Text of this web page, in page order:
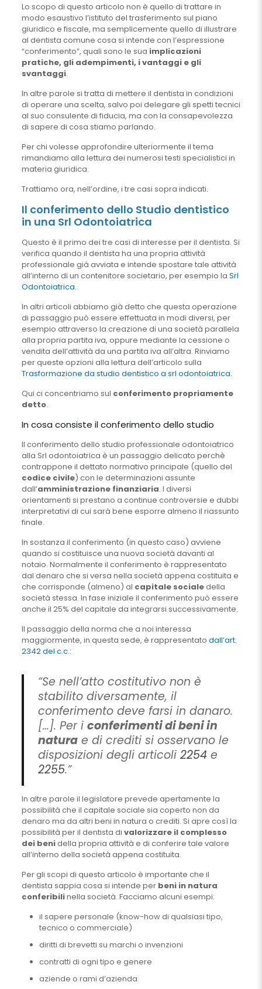
Lo scopo di questo articolo non è quello di trattare in
modo esaustivo l’istituto del trasferimento sul piano
giuridico e fiscale, ma semplicemente quello di illustrare
al dentista comune cosa si intende con l’espressione
“conferimento”, quali sono le sua implicazioni
pratiche, gli adempimenti, i vantaggi e gli
svantaggi.
In altre parole si tratta di mettere il dentista in condizioni
di operare una scelta, salvo poi delegare gli spetti tecnici
al suo consulente di fiducia, ma con la consapevolezza
di sapere di cosa stiamo parlando.
Per chi volesse approfondire ulteriormente il tema
rimandiamo alla lettura dei numerosi testi specialistici in
materia giuridica.
Trattiamo ora, nell’ordine, i tre casi sopra indicati.
Il conferimento dello Studio dentistico
in una Srl Odontoiatrica
Questo è il primo dei tre casi di interesse per il dentista. Si
verifica quando il dentista ha una propria attività
professionale già avviata e intende spostare tale attività
all’interno di un contenitore societario, per esempio la Srl
Odontoiatrica.
In altri articoli abbiamo già detto che questa operazione
di passaggio può essere effettuata in modi diversi, per
esempio attraverso la creazione di una società parallela
alla propria partita iva, oppure mediante la cessione o
vendita dell’attività da una partita iva all’altra. Rinviamo
per queste opzioni alla lettura dell’articolo sulla
Trasformazione da studio dentistico a srl odontoiatrica.
Qui ci concentriamo sul conferimento propriamente
detto.
In cosa consiste il conferimento dello studio
Il conferimento dello studio professionale odontoiatrico
alla Srl odontoiatrica è un passaggio delicato perchè
contrappone il dettato normativo principale (quello del
codice civile) con le determinazioni assunte
dall’amministrazione finanziaria. I diversi
orientamenti si prestano a continue controversie e dubbi
interpretativi di cui sarà bene esporre almeno il riassunto
finale.
In sostanza il conferimento (in questo caso) avviene
quando si costituisce una nuova società davanti al
notaio. Normalmente il conferimento è rappresentato
dal denaro che si versa nella società appena costituita e
che corrisponde (almeno) al capitale socialedella
società stessa. In fase iniziale il conferimento può essere
anche il 25% del capitale da integrarsi successivamente.
Il passaggio della norma che a noi interessa
maggiormente, in questa sede, è rappresentato dall’art.
2342 del c.c.:
“Se nell’atto costitutivo non è
stabilito diversamente, il
conferimento deve farsi in danaro.
[…]. Per i conferimenti di beni in
naturae di crediti si osservano le
disposizioni degli articoli 2254 e
2255.”
In altre parole il legislatore prevede apertamente la
possibilità che il capitale sociale sia coperto non da
denaro ma da altri beni in natura o crediti. Si apre così la
possibilità per il dentista di valorizzare il complesso
dei benidella propria attività e di conferire tale valore
all’interno della società appena costituita.
Per gli scopi di questo articolo è importante che il
dentista sappia cosa si intende perbeni in natura
conferibilinella società. Facciamo alcuni esempi:
il sapere personale (know-how di qualsiasi tipo,
tecnico o commerciale)
diritti di brevetti su marchi o invenzioni
contratti di ogni tipo e genere
aziende o rami d’azienda